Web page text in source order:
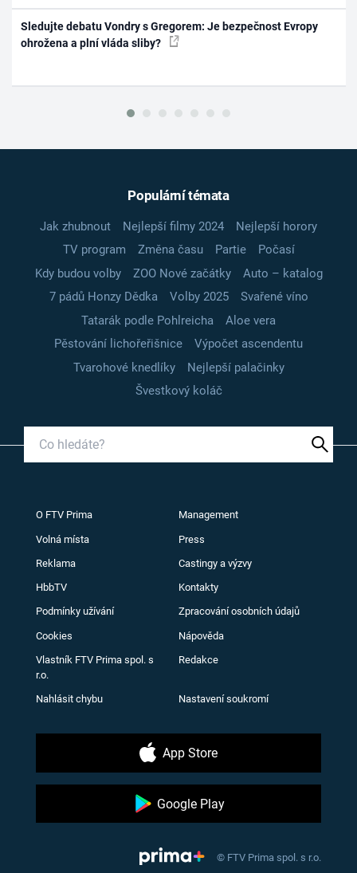
Sledujte debatu Vondry s Gregorem: Je bezpečnost Evropy
ohrožena a plní vláda sliby?
Populární témata
Jak zhubnout Nejlepší filmy 2024
Nejlepší horory
TV program
Změna času Partie
Počasí
Kdy budou volby
ZOO Nové začátky
Auto – katalog
7 pádů Honzy Dědka
Volby 2025
Svařené víno
Tatarák podle Pohlreicha
Aloe vera
Pěstování lichořeřišnice
Výpočet ascendentu
Tvarohové knedlíky
Nejlepší palačinky
Švestkový koláč
O FTV Prima Management
Volná místa Press
Reklama Castingy a výzvy
HbbTV Kontakty
Podmínky užívání Zpracování osobních údajů
Cookies Nápověda
Vlastník FTV Prima spol. s
r.o.
Redakce
Nahlásit chybu Nastavení soukromí
App Store
Google Play
© FTV Prima spol. s r.o.